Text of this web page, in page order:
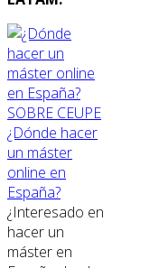
SOBRE CEUPE
¿Dónde hacer
un máster
online en
España?
¿Interesado en
hacer un
máster en